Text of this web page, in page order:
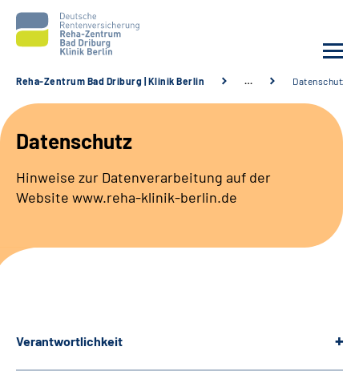
Unsere Klinik
Unsere Angebote
Sozialdienste & Zuweisende
Gebärdensprache
Reha-Zentrum Bad Driburg | Klinik Berlin … Datenschutz
Datenschutz
Hinweise zur Datenverarbeitung auf der
Website www.reha-klinik-berlin.de
Verantwortlichkeit